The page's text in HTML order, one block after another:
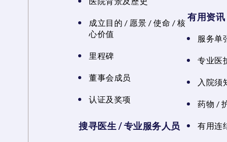
成立目的 / 愿景 / 使命 / 核
心价值
里程碑
董事会成员
认证及奖项
搜寻医生 / 专业服务人员
有用资讯
服务单
专业医
入院须
药物 /
有用连